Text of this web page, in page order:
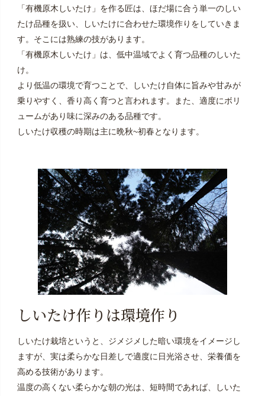
「有機原木しいたけ」を作る匠は、ほだ場に合う単一のしい
たけ品種を扱い、しいたけに合わせた環境作りをしていきま
す。そこには熟練の技があります。
「有機原木しいたけ」は、低中温域でよく育つ品種のしいた
け。
より低温の環境で育つことで、しいたけ自体に旨みや甘みが
乗りやすく、香り高く育つと言われます。また、適度にボリ
ュームがあり味に深みのある品種です。
しいたけ収穫の時期は主に晩秋~初春となります。
しいたけ作りは環境作り
しいたけ栽培というと、ジメジメした暗い環境をイメージし
ますが、実は柔らかな日差しで適度に日光浴させ、栄養価を
高める技術があります。
温度の高くない柔らかな朝の光は、短時間であれば、しいた